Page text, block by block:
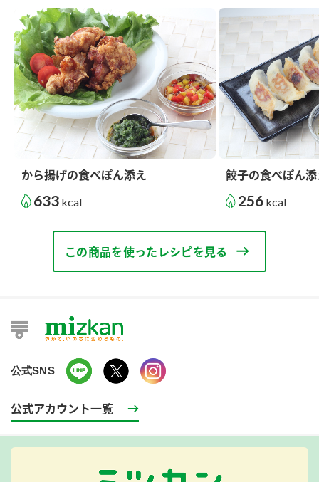
から揚げの食べぽん添え
633 kcal
餃子の食べぽん添
256 kcal
この商品を使ったレシピを見る
公式SNS
公式アカウント一覧